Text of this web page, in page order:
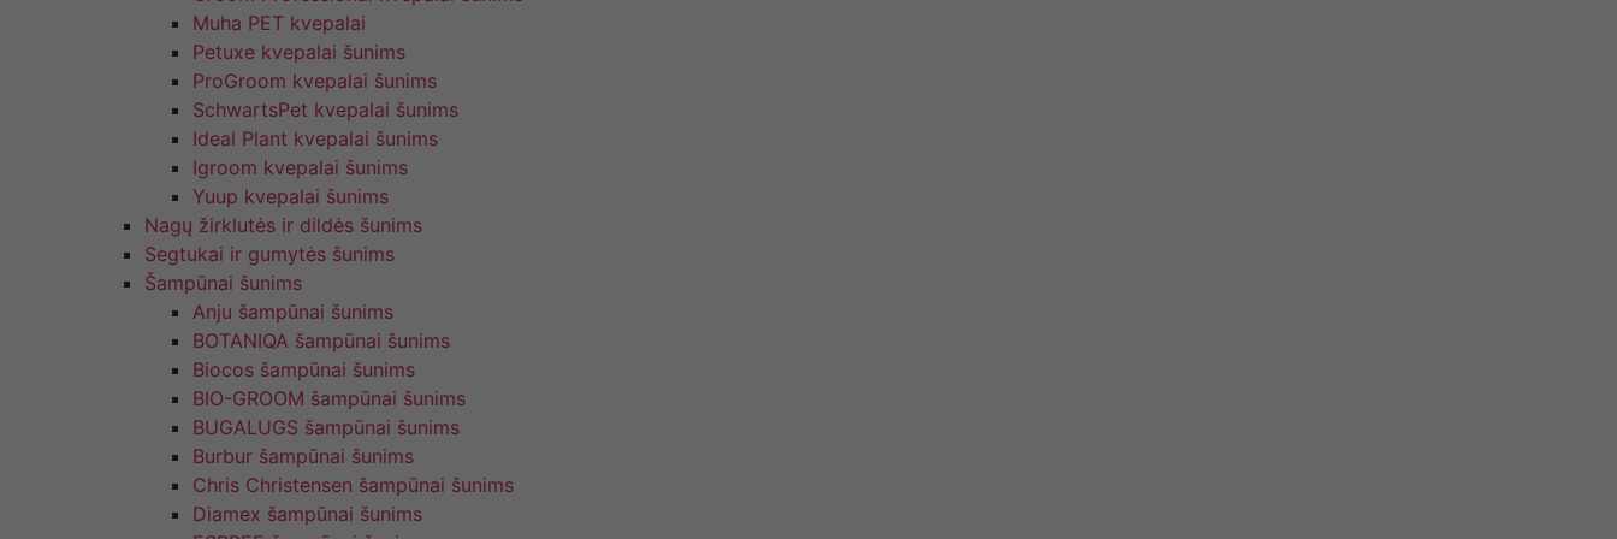
Muha PET kvepalai
Petuxe kvepalai šunims
ProGroom kvepalai šunims
SchwartsPet kvepalai šunims
Ideal Plant kvepalai šunims
Igroom kvepalai šunims
Yuup kvepalai šunims
Nagų žirklutės ir dildės šunims
Segtukai ir gumytės šunims
Šampūnai šunims
Anju šampūnai šunims
BOTANIQA šampūnai šunims
Biocos šampūnai šunims
BIO-GROOM šampūnai šunims
BUGALUGS šampūnai šunims
Burbur šampūnai šunims
Chris Christensen šampūnai šunims
Diamex šampūnai šunims